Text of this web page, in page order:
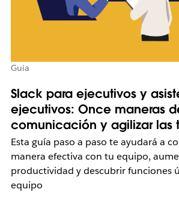
Guía
Slack para ejecutivos y
ejecutivos: Once maneras
comunicación y agilizar las
Esta guía paso a paso te ayudará a
manera efectiva con tu equipo,
productividad y descubrir funciones
equipo